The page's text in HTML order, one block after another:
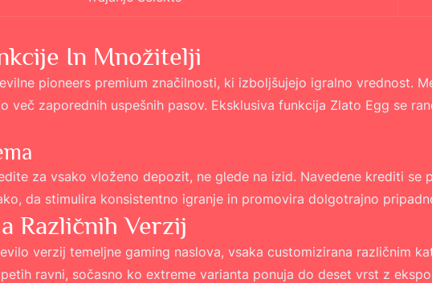
In Množitelji
pioneers premium značilnosti, ki izboljšujejo igralno vrednost.
več zaporednih uspešnih pasov. Eksklusiva funkcija Zlato Egg se
za vsako vloženo depozit, ne glede na izid. Navedene krediti
da stimulira konsistentno igranje in promovira dolgotrajno
Različnih Verzij
verzij temeljne gaming naslova, vsaka customizirana različnim
ravni, sočasno ko extreme varianta ponuja do deset vrst z